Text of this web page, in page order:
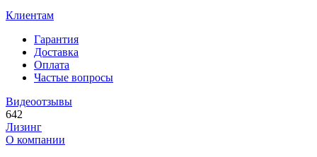
Клиентам
Гарантия
Доставка
Оплата
Частые вопросы
Видеоотзывы
642
Лизинг
О компании